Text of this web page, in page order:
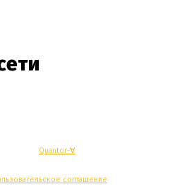
Quantor-∀
соглашение